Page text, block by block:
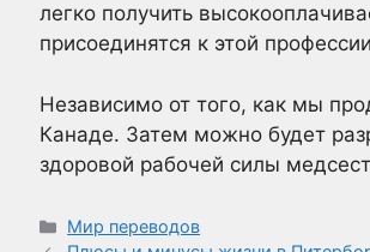
легко получить
присоединятся к этой
Независимо от того, как мы
Канаде. Затем можно будет
здоровой рабочей силы
Рубрики
Мир переводов